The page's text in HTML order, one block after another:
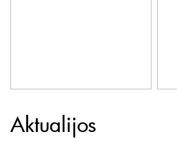
Aktualijos